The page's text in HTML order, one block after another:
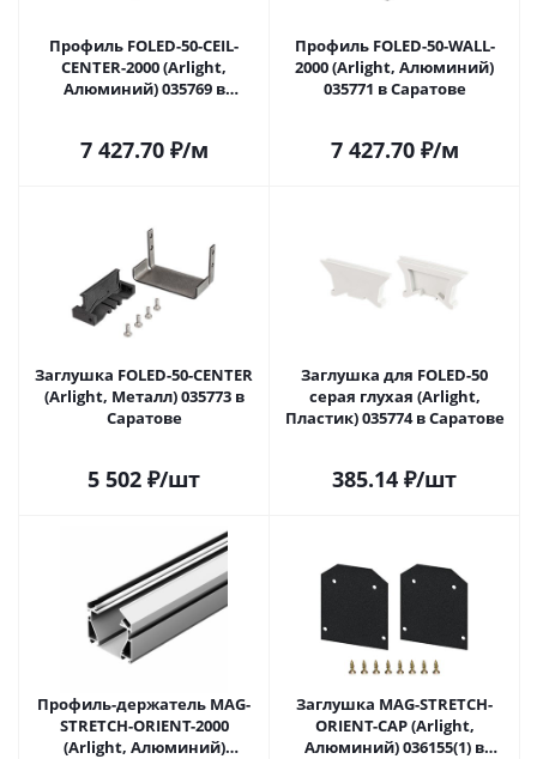
Профиль FOLED-50-CEIL-
CENTER-2000 (Arlight,
Алюминий) 035769 в
7 427.70₽/м
Профиль FOLED-50-WALL-
2000 (Arlight, Алюминий)
035771 в Саратове
7 427.70₽/м
Заглушка FOLED-50-CENTER
(Arlight, Металл) 035773 в
Саратове
5 502 ₽/шт
Заглушка для FOLED-50
серая глухая (Arlight,
Пластик) 035774 в Саратове
385.14 ₽/шт
Профиль-держатель MAG-
STRETCH-ORIENT-2000
(Arlight, Алюминий)
Заглушка MAG-STRETCH-
ORIENT-CAP (Arlight,
Алюминий) 036155(1) в